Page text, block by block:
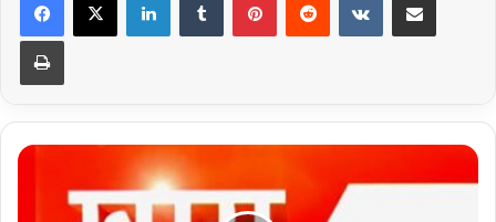
Print
हरिद्वार